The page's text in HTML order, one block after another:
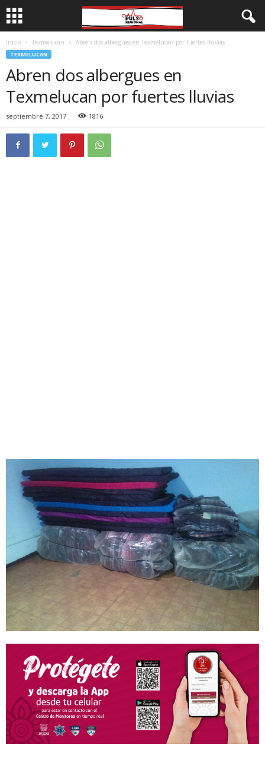
Inicio Texmelucan Abren dos albergues en Texmelucan por fuertes lluvias
TEXMELUCAN
Abren dos albergues en
Texmelucan por fuertes lluvias
septiembre 7, 2017 1816